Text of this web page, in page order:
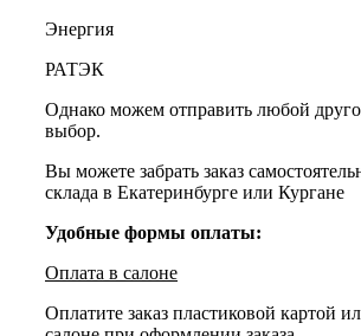
Энергия
РАТЭК
Однако можем отправить любой
выбор.
Вы можете забрать заказ
склада в Екатеринбурге или Кургане
Удобные формы оплаты:
Оплата в салоне
Оплатите заказ пластиковой картой